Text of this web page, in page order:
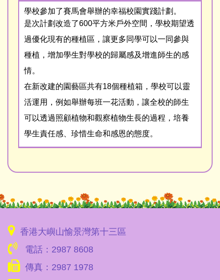
學校參加了賽馬會舉辦的幸福校園實踐計劃。
是次計劃改造了600平方米戶外空間，學校期望透
過優化現有的種植區，讓更多同學可以一同參與
種植，增加學生對學校的歸屬感及增進師生的感
情。
在新改建的園藝區共有18個種植箱，學校可以靈
活運用，例如舉辦每班一花活動，讓全校的師生
可以透過照顧植物和觀察植物生長的過程，培養
學生責任感、珍惜生命和感恩的態度。
香港大嶼山愉景灣第十三區
電話：2987 8608
傳真：2987 1978